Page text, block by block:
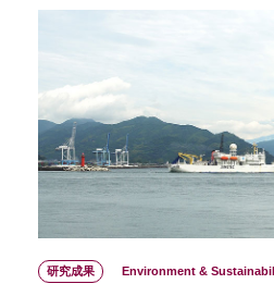
研究成果 Environment &